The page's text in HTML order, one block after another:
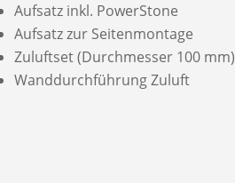
Aufsatz inkl. PowerStone
Aufsatz zur Seitenmontage
Zuluftset (Durchmesser 100 mm)
Wanddurchführung Zuluft